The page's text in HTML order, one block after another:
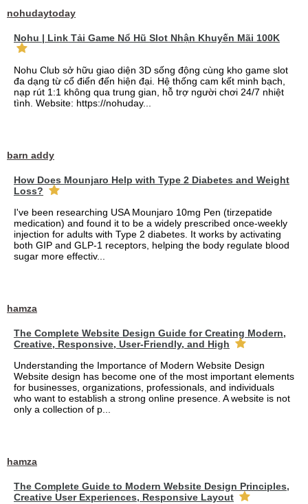
nohudaytoday
Nohu | Link Tải Game Nổ Hũ Slot Nhận Khuyến Mãi 100K
Nohu Club sở hữu giao diện 3D sống động cùng kho game slot
đa dạng từ cổ điển đến hiện đại. Hệ thống cam kết minh bạch,
nạp rút 1:1 không qua trung gian, hỗ trợ người chơi 24/7 nhiệt
tình. Website: https://nohuday...
barn addy
How Does Mounjaro Help with Type 2 Diabetes and Weight
Loss?
I've been researching USA Mounjaro 10mg Pen (tirzepatide
medication) and found it to be a widely prescribed once-weekly
injection for adults with Type 2 diabetes. It works by activating
both GIP and GLP-1 receptors, helping the body regulate blood
sugar more effectiv...
hamza
The Complete Website Design Guide for Creating Modern,
Creative, Responsive, User-Friendly, and High
Understanding the Importance of Modern Website Design
Website design has become one of the most important elements
for businesses, organizations, professionals, and individuals
who want to establish a strong online presence. A website is not
only a collection of p...
hamza
The Complete Guide to Modern Website Design Principles,
Creative User Experiences, Responsive Layout